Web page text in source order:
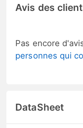
Avis des
Pas encore
personnes qui
DataSheet